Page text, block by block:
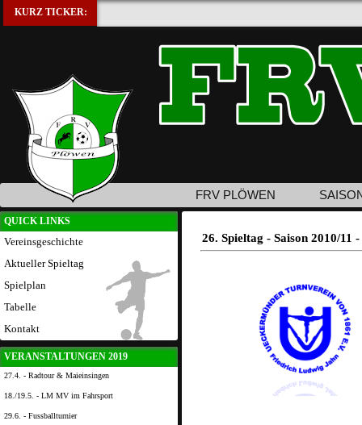
KURZ TICKER:
FRV PLÖWEN
QUICK LINKS
Vereinsgeschichte
Aktueller Spieltag
Spielplan
Tabelle
Kontakt
VERANSTALTUNGEN 2019
27.4. - Radtour & Maieinsingen
18./19.5. - LM MV im Fahrsport
29.6. - Fussballturnier
26. Spieltag - Saison 2010/